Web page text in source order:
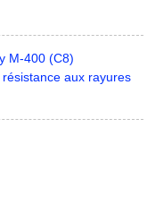
M-400 (C8)
aux rayures